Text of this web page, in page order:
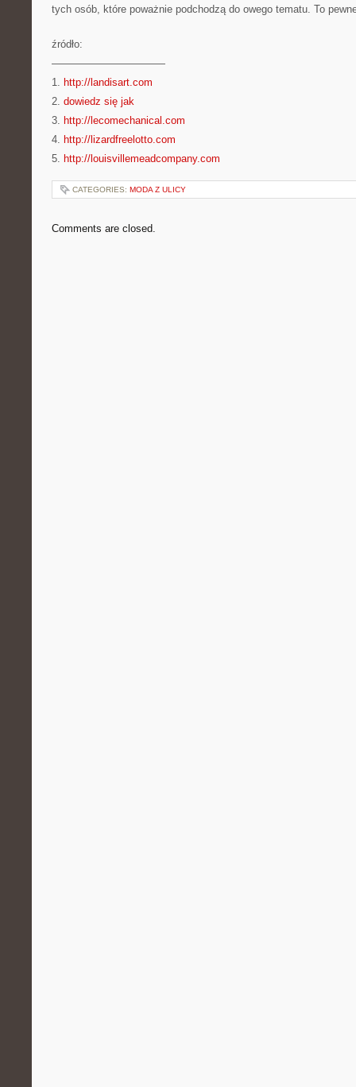
tych osób, które poważnie podchodzą do owego tematu. To
źródło:
———————————
1. http://landisart.com
2. dowiedz się jak
3. http://lecomechanical.com
4. http://lizardfreelotto.com
5. http://louisvillemeadcompany.com
CATEGORIES: MODA Z ULICY
Comments are closed.